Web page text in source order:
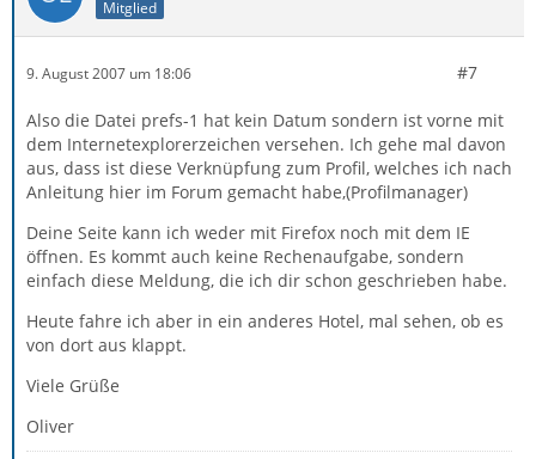
Mitglied
9. August 2007 um 18:06 #7
Also die Datei prefs-1 hat kein Datum sondern ist vorne mit
dem Internetexplorerzeichen versehen. Ich gehe mal davon
aus, dass ist diese Verknüpfung zum Profil, welches ich nach
Anleitung hier im Forum gemacht habe,(Profilmanager)
Deine Seite kann ich weder mit Firefox noch mit dem IE
öffnen. Es kommt auch keine Rechenaufgabe, sondern
einfach diese Meldung, die ich dir schon geschrieben habe.
Heute fahre ich aber in ein anderes Hotel, mal sehen, ob es
von dort aus klappt.
Viele Grüße
Oliver